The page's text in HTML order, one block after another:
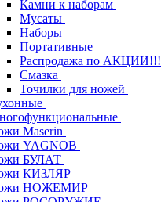
Камни к наборам
Мусаты
Наборы
Портативные
Распродажа по АКЦИИ!!!
Смазка
Точилки для ножей
Maserin
YAGNOB
БУЛАТ
КИЗЛЯР
НОЖЕМИР